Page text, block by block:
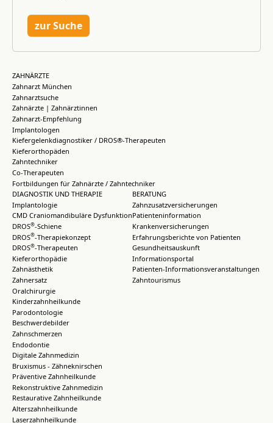
zur Suche
ZAHNÄRZTE
Zahnarzt München
Zahnarztsuche
Zahnärzte | Zahnärztinnen
Zahnarzt-Empfehlung
Implantologen
Kiefergelenkdiagnostiker / DROS®-Therapeuten
Kieferorthopäden
Zahntechniker
Co-Therapeuten
Fortbildungen für Zahnärzte / Zahntechniker
DIAGNOSTIK UND THERAPIE
Implantologie
CMD Craniomandibuläre Dysfunktion
DROS®-Schiene
DROS®-Therapiekonzept
DROS®-Therapeuten
Kieferorthopädie
Zahnästhetik
Zahnersatz
Oralchirurgie
Kinderzahnheilkunde
Parodontologie
Beschwerdebilder
Zahnschmerzen
Endodontie
Digitale Zahnmedizin
Bruxismus - Zähneknirschen
Präventive Zahnheilkunde
Rekonstruktive Zahnmedizin
Restaurative Zahnheilkunde
Alterszahnheilkunde
Laserzahnheilkunde
BERATUNG
Zahnzusatzversicherungen
Patienteninformation
Krankenversicherungen
Erfahrungsberichte von Patienten
Gesundheitsauskunft
Informationsportal
Patienten-Informationsveranstaltungen
Zahntourismus